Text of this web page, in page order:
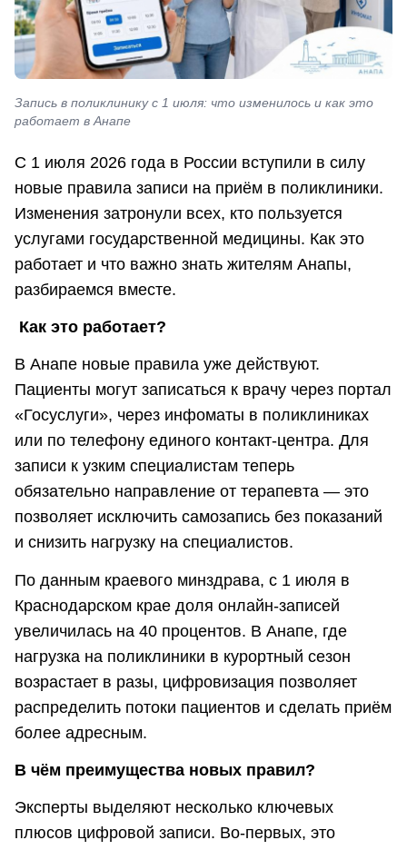
Запись в поликлинику с 1 июля: что изменилось и как это
работает в Анапе
С 1 июля 2026 года в России вступили в силу
новые правила записи на приём в поликлиники.
Изменения затронули всех, кто пользуется
услугами государственной медицины. Как это
работает и что важно знать жителям Анапы,
разбираемся вместе.
Как это работает?
В Анапе новые правила уже действуют.
Пациенты могут записаться к врачу через портал
«Госуслуги», через инфоматы в поликлиниках
или по телефону единого контакт-центра. Для
записи к узким специалистам теперь
обязательно направление от терапевта — это
позволяет исключить самозапись без показаний
и снизить нагрузку на специалистов.
По данным краевого минздрава, с 1 июля в
Краснодарском крае доля онлайн-записей
увеличилась на 40 процентов. В Анапе, где
нагрузка на поликлиники в курортный сезон
возрастает в разы, цифровизация позволяет
распределить потоки пациентов и сделать приём
более адресным.
В чём преимущества новых правил?
Эксперты выделяют несколько ключевых
плюсов цифровой записи. Во-первых, это